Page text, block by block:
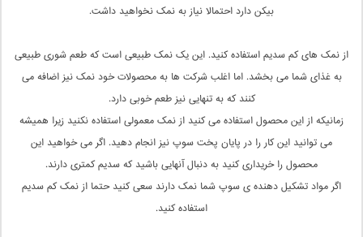
بیکن دارد احتمالا نیاز به نمک نخواهید داشت.
از نمک های کم سدیم استفاده کنید. این یک نمک طبیعی است که طعم شوری طبیعی
به غذای شما می بخشد. اما اغلب شرکت ها به محصولات خود نمک نیز اضافه می
کنند که به تنهایی نیز طعم خوبی دارد.
زمانیکه از این محصول استفاده می کنید از نمک معمولی استفاده نکنید زیرا همیشه
می توانید این کار را در پایان پخت سوپ نیز انجام دهید. اگر می خواهید این
محصول را خریداری کنید به دنبال آنهایی باشید که سدیم کمتری دارند.
اگر مواد تشکیل دهنده ی سوپ شما نمک دارند سعی کنید حتما از نمک کم سدیم
استفاده کنید.